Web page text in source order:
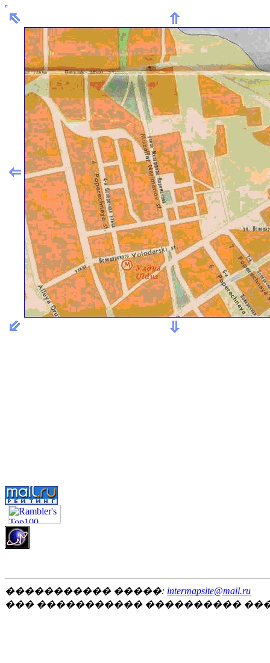
����������� �����: intermapsite@mail.ru
��� ����������� ����������